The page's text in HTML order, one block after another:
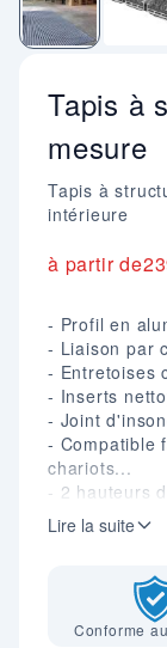
Tapis à
mesure
Tapis à
intérieure
à partir de
- Profil en
- Liaison par
- Entretoises
- Inserts
- Joint
- Compatible
chariots...
- 2 hauteurs
- Poids : 15
- Coloris :
commander
Lire la suite
Conforme